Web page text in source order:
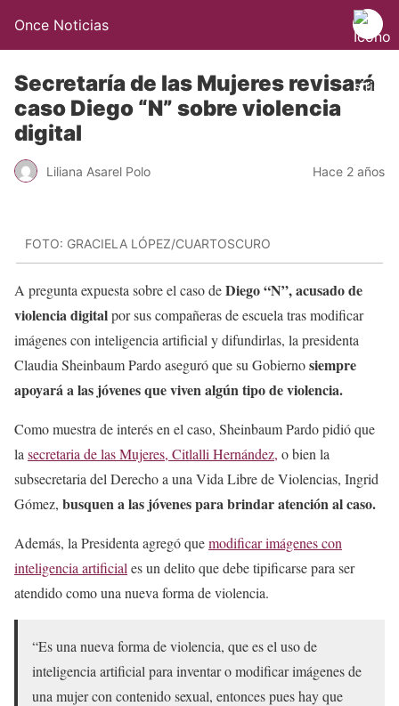
Once Noticias
Secretaría de las Mujeres revisará
caso Diego “N” sobre violencia
digital
Liliana Asarel Polo Hace 2 años
FOTO: GRACIELA LÓPEZ/CUARTOSCURO
A pregunta expuesta sobre el caso deDiego “N”, acusado de
violencia digitalpor sus compañeras de escuela tras modificar
imágenes con inteligencia artificial y difundirlas, la presidenta
Claudia Sheinbaum Pardo aseguró que su Gobiernosiempre
apoyará a las jóvenes que viven algún tipo de violencia.
Como muestra de interés en el caso, Sheinbaum Pardo pidió que
la secretaria de las Mujeres, Citlalli Hernández, o bien la
subsecretaria del Derecho a una Vida Libre de Violencias, Ingrid
Gómez, busquen a las jóvenes para brindar atención al caso.
Además, la Presidenta agregó quemodificar imágenes con
inteligencia artificial es un delito que debe tipificarse para ser
atendido como una nueva forma de violencia.
“Es una nueva forma de violencia, que es el uso de
inteligencia artificial para inventar o modificar imágenes de
una mujer con contenido sexual, entonces pues hay que